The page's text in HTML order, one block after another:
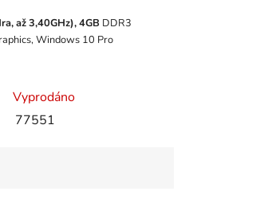
až 3,40GHz), 4GB DDR3
Windows 10 Pro
Vyprodáno
77551